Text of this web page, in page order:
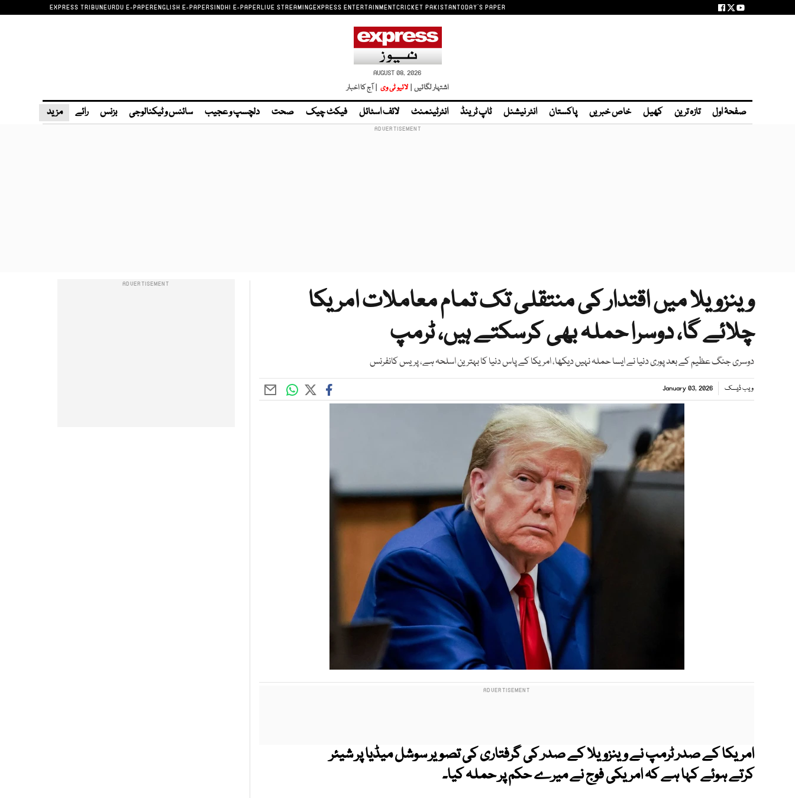
EXPRESS TRIBUNEURDU E-PAPERENGLISH E-PAPERSINDHI E-PAPERLIVE STREAMINGEXPRESS ENTERTAINMENTCRICKET PAKISTANTODAY'S PAPER
AUGUST 08, 2026
اشتہار لگائیں | لائیو ٹی وی | آج کا اخبار
صفحۂ اول تازہ ترین کھیل خاص خبریں پاکستان انٹر نیشنل ٹاپ ٹرینڈ انٹرٹینمنٹ لائف اسٹائل فیکٹ چیک صحت دلچسپ و عجیب سائنس و ٹیکنالوجی بزنس رائے مزید
وینزویلا میں اقتدار کی منتقلی تک تمام معاملات امریکا
چلائے گا، دوسرا حملہ بھی کرسکتے ہیں، ٹرمپ
دوسری جنگ عظیم کے بعد پوری دنیا نے ایسا حملہ نہیں دیکھا، امریکا کے پاس دنیا کا بہترین اسلحہ ہے، پریس کانفرنس
ویب ڈیسک January 03, 2026
امریکا کے صدر ٹرمپ نے وینزویلا کے صدر کی گرفتاری کی تصویر سوشل میڈیا پر شیئر
کرتے ہوئے کہا ہے کہ امریکی فوج نے میرے حکم پر حملہ کیا۔